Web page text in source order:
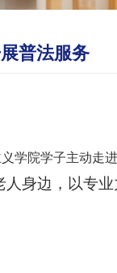
普法服务
学院学子主动走
身边，以专